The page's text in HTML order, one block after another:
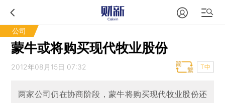
公司
蒙牛或将购买现代牧业股份
2012年08月15日 07:32 T中
两家公司仍在协商阶段，蒙牛将购买现代牧业股份还